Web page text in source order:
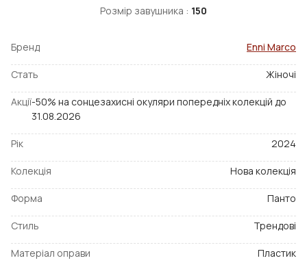
Розмір завушника : 150
Бренд Enni Marco
Стать Жіночі
Акції-50% на сонцезахисні окуляри попередніх колекцій до
31.08.2026
Рік 2024
Колекція Нова колекція
Форма Панто
Стиль Трендові
Матеріал оправи Пластик